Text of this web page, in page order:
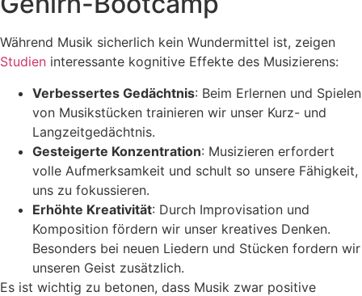
Während Musik sicherlich kein Wundermittel ist, zeigen
Studien interessante kognitive Effekte des Musizierens:
Verbessertes Gedächtnis: Beim Erlernen und Spielen
von Musikstücken trainieren wir unser Kurz- und
Langzeitgedächtnis.
Gesteigerte Konzentration: Musizieren erfordert
volle Aufmerksamkeit und schult so unsere Fähigkeit,
uns zu fokussieren.
Erhöhte Kreativität: Durch Improvisation und
Komposition fördern wir unser kreatives Denken.
Besonders bei neuen Liedern und Stücken fordern wir
unseren Geist zusätzlich.
Es ist wichtig zu betonen, dass Musik zwar positive